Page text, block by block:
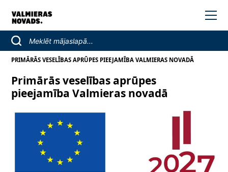
PRIMĀRĀS VESELĪBAS APRŪPES PIEEJAMĪBA VALMIERAS NOVADĀ
Primārās veselības aprūpes
pieejamība Valmieras novadā